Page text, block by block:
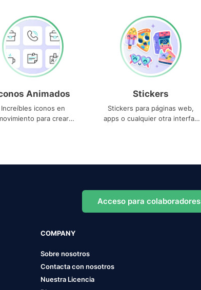
Animados
Increíbles iconos en
para crear
Stickers
Stickers para páginas web,
apps o cualquier otra interfaz
Acceso para colaboradores
COMPANY
Sobre nosotros
Contacta con nosotros
Nuestra Licencia